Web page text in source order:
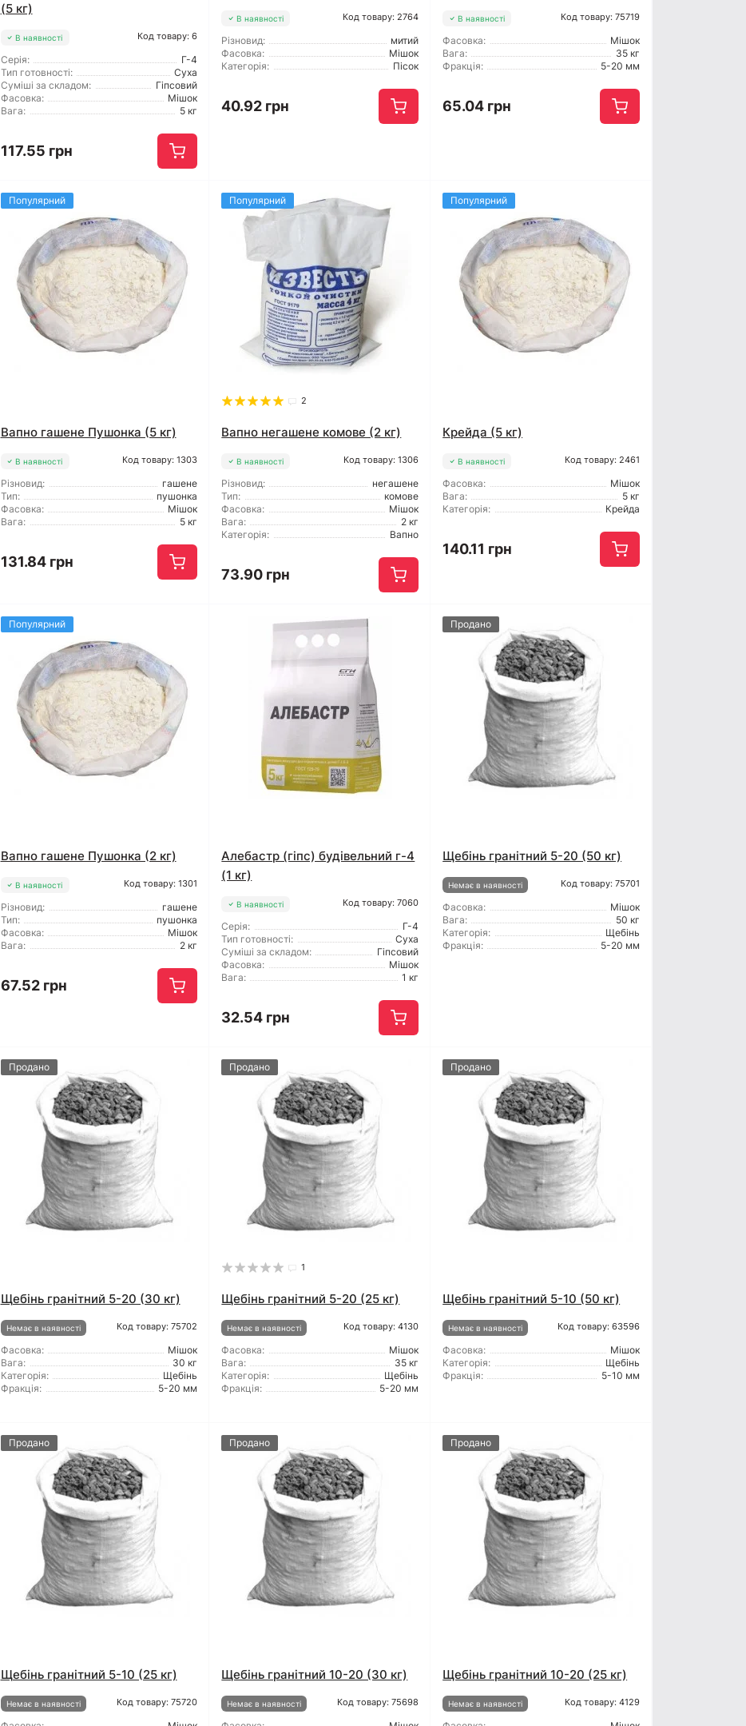
(5 кг)
В наявності Код товару: 6
Серія:
Г-4
Тип готовності:
Суха
Суміші за складом:
Гіпсовий
Фасовка:
Мішок
Вага:
5 кг
117.55 грн
В наявності Код товару: 2764
Різновид:
митий
Фасовка:
Мішок
Категорія:
Пісок
40.92 грн
В наявності Код товару: 75719
Фасовка:
Мішок
Вага:
35 кг
Фракція:
5-20 мм
65.04 грн
Популярний
Вапно гашене Пушонка (5 кг)
В наявності Код товару: 1303
Різновид:
гашене
Тип:
пушонка
Фасовка:
Мішок
Вага:
5 кг
131.84 грн
Популярний
2
Вапно негашене комове (2 кг)
В наявності Код товару: 1306
Різновид:
негашене
Тип:
комове
Фасовка:
Мішок
Вага:
2 кг
Категорія:
Вапно
73.90 грн
Популярний
Крейда (5 кг)
В наявності Код товару: 2461
Фасовка:
Мішок
Вага:
5 кг
Категорія:
Крейда
140.11 грн
Популярний
Вапно гашене Пушонка (2 кг)
В наявності Код товару: 1301
Різновид:
гашене
Тип:
пушонка
Фасовка:
Мішок
Вага:
2 кг
67.52 грн
Алебастр (гіпс) будівельний г-4
(1 кг)
В наявності Код товару: 7060
Серія:
Г-4
Тип готовності:
Суха
Суміші за складом:
Гіпсовий
Фасовка:
Мішок
Вага:
1 кг
32.54 грн
Продано
Щебінь гранітний 5-20 (50 кг)
Немає в наявності Код товару: 75701
Фасовка:
Мішок
Вага:
50 кг
Категорія:
Щебінь
Фракція:
5-20 мм
Продано
Щебінь гранітний 5-20 (30 кг)
Немає в наявності Код товару: 75702
Фасовка:
Мішок
Вага:
30 кг
Категорія:
Щебінь
Фракція:
5-20 мм
Продано
1
Щебінь гранітний 5-20 (25 кг)
Немає в наявності Код товару: 4130
Фасовка:
Мішок
Вага:
35 кг
Категорія:
Щебінь
Фракція:
5-20 мм
Продано
Щебінь гранітний 5-10 (50 кг)
Немає в наявності Код товару: 63596
Фасовка:
Мішок
Категорія:
Щебінь
Фракція:
5-10 мм
Продано
Щебінь гранітний 5-10 (25 кг)
Немає в наявності Код товару: 75720
Продано
Щебінь гранітний 10-20 (30 кг)
Немає в наявності Код товару: 75698
Продано
Щебінь гранітний 10-20 (25 кг)
Немає в наявності Код товару: 4129